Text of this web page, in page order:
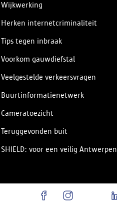
Wijkwerking
Herken internetcriminaliteit
Tips tegen inbraak
Voorkom gauwdiefstal
Veelgestelde verkeersvragen
Buurtinformatienetwerk
Cameratoezicht
Teruggevonden buit
SHIELD: voor een veilig Antwerpen